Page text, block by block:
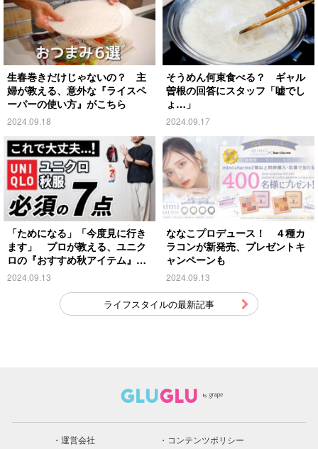
生春巻きだけじゃないの？ 主
婦が教える、意外な『ライスペ
ーパーの使い方』がこちら
2024.09.18
そうめん何束食べる？ ギャル
曽根の回答にスタッフ「嘘でし
ょ…」
2024.09.17
「ためになる」「今度見に行き
ます」 プロが教える、ユニク
ロの『おすすめ秋アイテム』が
こちら
2024.09.13
ななこプロデュース！ ４種カ
ラコンが新発売、プレゼントキ
ャンペーンも
2024.09.13
ライフスタイルの最新記事
運営会社 コンテンツポリシー